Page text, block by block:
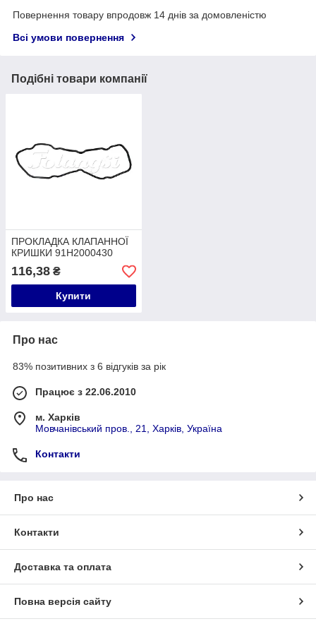
Повернення товару впродовж 14 днів за домовленістю
Всі умови повернення
Подібні товари компанії
ПРОКЛАДКА КЛАПАННОЇ
КРИШКИ 91H2000430
116,38 ₴
Купити
Про нас
83% позитивних з 6 відгуків за рік
Працює з 22.06.2010
м. Харків
Мовчанівський пров., 21, Харків, Україна
Контакти
Про нас
Контакти
Доставка та оплата
Повна версія сайту